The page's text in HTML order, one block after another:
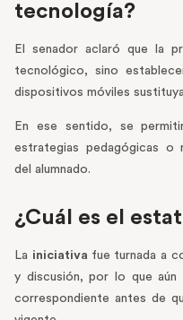
tecnología?
El senador aclaró que la
tecnológico, sino
dispositivos móviles
En ese sentido, se
estrategias pedagógicas o
del alumnado.
¿Cuál es el
La iniciativa fue turnada a
y discusión, por lo que aún
correspondiente antes de